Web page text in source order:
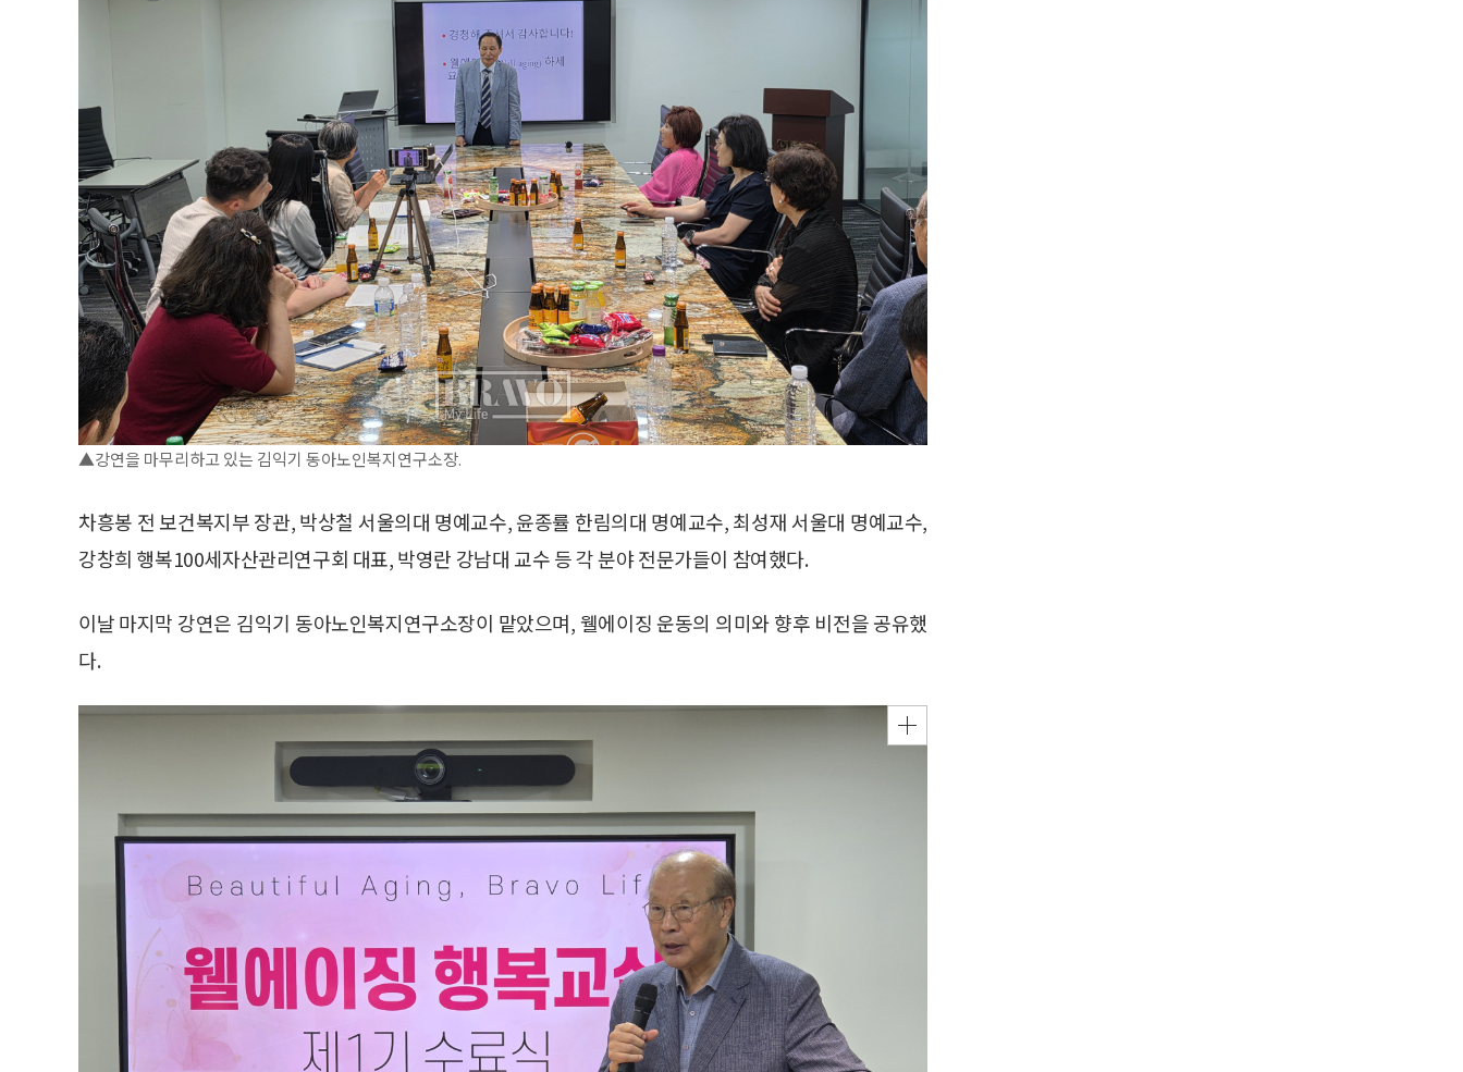
▲강연을 마무리하고 있는 김익기 동아노인복지연구소장.
차흥봉 전 보건복지부 장관, 박상철 서울의대 명예교수, 윤종률 한림의대 명예교수, 최성재 서울대 명예교수,
강창희 행복100세자산관리연구회 대표, 박영란 강남대 교수 등 각 분야 전문가들이 참여했다.
이날 마지막 강연은 김익기 동아노인복지연구소장이 맡았으며, 웰에이징 운동의 의미와 향후 비전을 공유했
다.